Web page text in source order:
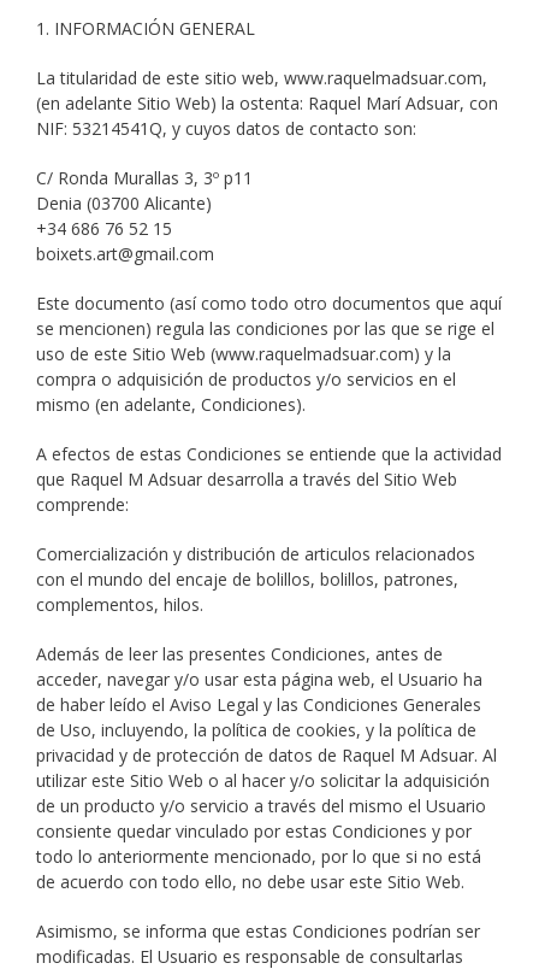
1. INFORMACIÓN GENERAL
La titularidad de este sitio web, www.raquelmadsuar.com,
(en adelante Sitio Web) la ostenta: Raquel Marí Adsuar, con
NIF: 53214541Q, y cuyos datos de contacto son:
C/ Ronda Murallas 3, 3º p11
Denia (03700 Alicante)
+34 686 76 52 15
boixets.art@gmail.com
Este documento (así como todo otro documentos que aquí
se mencionen) regula las condiciones por las que se rige el
uso de este Sitio Web (www.raquelmadsuar.com) y la
compra o adquisición de productos y/o servicios en el
mismo (en adelante, Condiciones).
A efectos de estas Condiciones se entiende que la actividad
que Raquel M Adsuar desarrolla a través del Sitio Web
comprende:
Comercialización y distribución de articulos relacionados
con el mundo del encaje de bolillos, bolillos, patrones,
complementos, hilos.
Además de leer las presentes Condiciones, antes de
acceder, navegar y/o usar esta página web, el Usuario ha
de haber leído el Aviso Legal y las Condiciones Generales
de Uso, incluyendo, la política de cookies, y la política de
privacidad y de protección de datos de Raquel M Adsuar. Al
utilizar este Sitio Web o al hacer y/o solicitar la adquisición
de un producto y/o servicio a través del mismo el Usuario
consiente quedar vinculado por estas Condiciones y por
todo lo anteriormente mencionado, por lo que si no está
de acuerdo con todo ello, no debe usar este Sitio Web.
Asimismo, se informa que estas Condiciones podrían ser
modificadas. El Usuario es responsable de consultarlas